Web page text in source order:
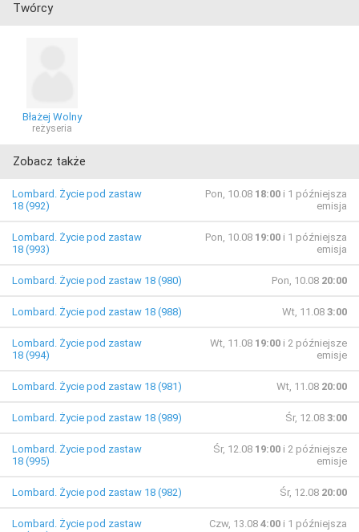
Twórcy
Błażej Wolny
reżyseria
Zobacz także
Lombard. Życie pod zastaw
18 (992)
Pon, 10.08 18:00 i 1 późniejsza
emisja
Lombard. Życie pod zastaw
18 (993)
Pon, 10.08 19:00 i 1 późniejsza
emisja
Lombard. Życie pod zastaw 18 (980) Pon, 10.08 20:00
Lombard. Życie pod zastaw 18 (988) Wt, 11.08 3:00
Lombard. Życie pod zastaw
18 (994)
Wt, 11.08 19:00 i 2 późniejsze
emisje
Lombard. Życie pod zastaw 18 (981) Wt, 11.08 20:00
Lombard. Życie pod zastaw 18 (989) Śr, 12.08 3:00
Lombard. Życie pod zastaw
18 (995)
Śr, 12.08 19:00 i 2 późniejsze
emisje
Lombard. Życie pod zastaw 18 (982) Śr, 12.08 20:00
Lombard. Życie pod zastaw
Czw, 13.08 4:00 i 1 późniejsza